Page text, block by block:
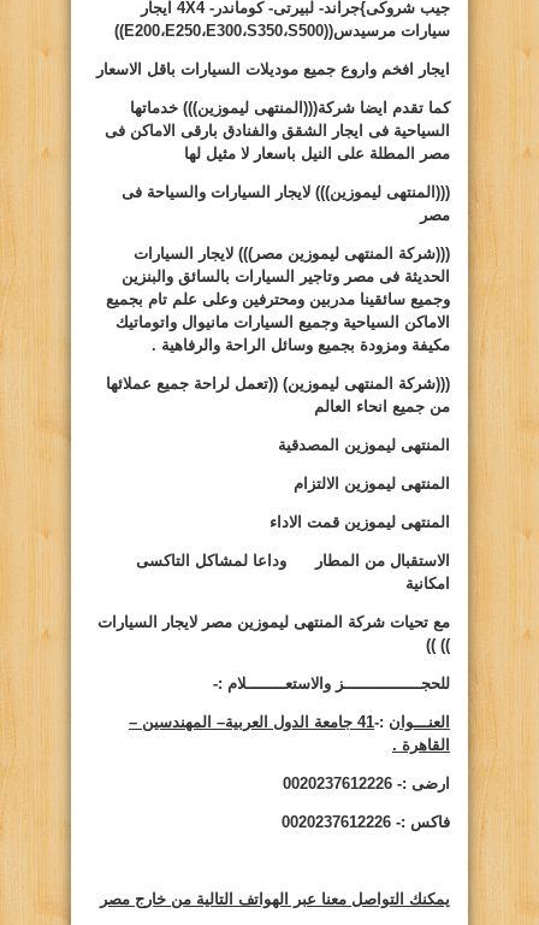
جيب شروكى}جراند- لبيرتى- كوماندر-4X4 ايجار
سيارات مرسيدس((
E200،E250،E300،S350،S500
))
ايجار افخم واروع جميع موديلات السيارات باقل الاسعار
كما تقدم ايضا شركة(((المنتهى ليموزين))) خدماتها
السياحية فى ايجار الشقق والفنادق بارقى الاماكن فى
مصر المطلة على النيل باسعار لا مثيل لها
(((المنتهى ليموزين))) لايجار السيارات والسياحة فى
مصر
(((شركة المنتهى ليموزين مصر))) لايجار السيارات
الحديثة فى مصر وتاجير السيارات بالسائق والبنزين
وجميع سائقينا مدربين ومحترفين وعلى علم تام بجميع
الاماكن السياحية وجميع السيارات مانيوال واتوماتيك
مكيفة ومزودة بجميع وسائل الراحة والرفاهية .
(((شركة المنتهى ليموزين) ((تعمل لراحة جميع عملائها
من جميع انحاء العالم
المنتهى ليموزين المصدقية
المنتهى ليموزين الالتزام
المنتهى ليموزين قمت الاداء
الاستقبال من المطار وداعا لمشاكل التاكسى
امكانية
مع تحيات شركة المنتهى ليموزين مصر لايجار السيارات
))
))
للحجــــــــــــــــز والاستعــــــــلام :-
العنـــوان :-
41 جامعة الدول العربية– المهندسين –
القاهرة .
ارضى :- 0020237612226
فاكس :- 0020237612226
يمكنك التواصل معنا عبر الهواتف التالية من خارج مصر